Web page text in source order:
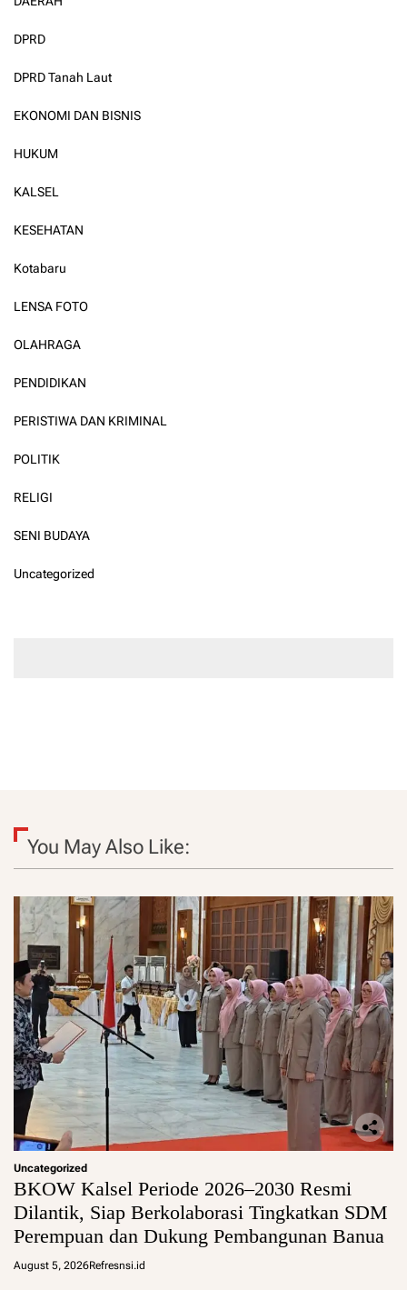
DPRD
DPRD Tanah Laut
EKONOMI DAN BISNIS
HUKUM
KALSEL
KESEHATAN
Kotabaru
LENSA FOTO
OLAHRAGA
PENDIDIKAN
PERISTIWA DAN KRIMINAL
POLITIK
RELIGI
SENI BUDAYA
Uncategorized
You May Also Like:
Uncategorized
BKOW Kalsel Periode 2026–2030 Resmi
Dilantik, Siap Berkolaborasi Tingkatkan SDM
Perempuan dan Dukung Pembangunan Banua
August 5, 2026Refresnsi.id